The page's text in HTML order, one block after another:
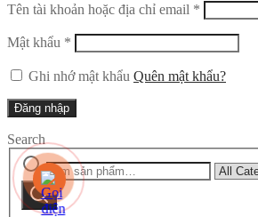
Tên tài khoản hoặc địa chỉ email *
Mật khẩu *
Ghi nhớ mật khẩu Quên mật khẩu?
Đăng nhập
Search
Tìm
kiếm:
Narrow
by
Tìm
kiếm